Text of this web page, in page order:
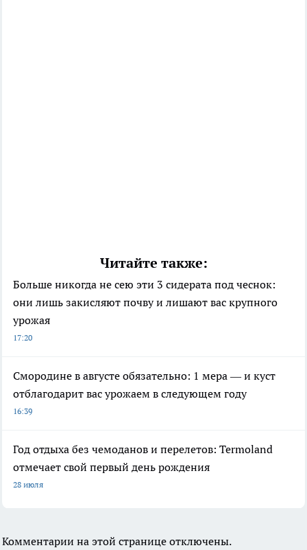
Читайте также:
Больше никогда не сею эти 3 сидерата под чеснок:
они лишь закисляют почву и лишают вас крупного
урожая
17:20
Смородине в августе обязательно: 1 мера — и куст
отблагодарит вас урожаем в следующем году
16:39
Год отдыха без чемоданов и перелетов: Termoland
отмечает свой первый день рождения
28 июля
Комментарии на этой странице отключены.